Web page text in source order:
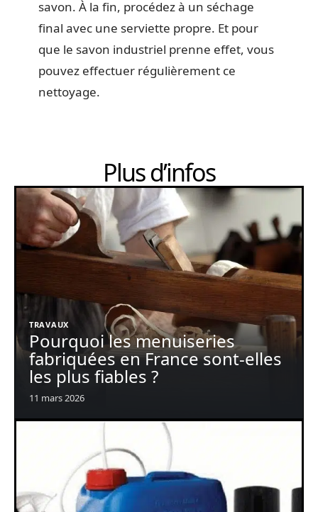
savon. À la fin, procédez à un séchage
final avec une serviette propre. Et pour
que le savon industriel prenne effet, vous
pouvez effectuer régulièrement ce
nettoyage.
Plus d’infos
TRAVAUX
Pourquoi les menuiseries
fabriquées en France sont-elles
les plus fiables ?
11 mars 2026